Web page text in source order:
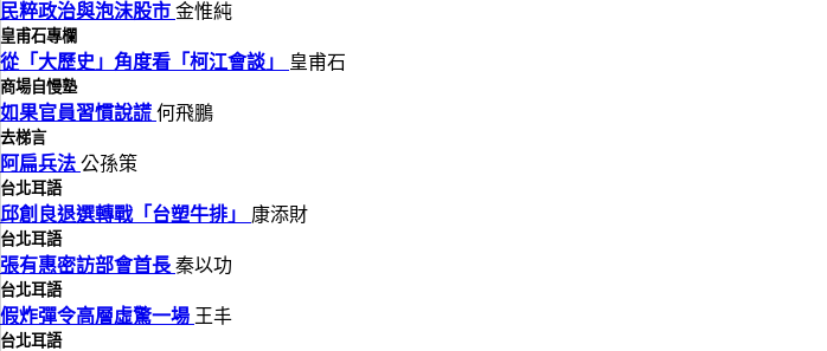
民粹政治與泡沫股市 金惟純
皇甫石專欄
從「大歷史」角度看「柯江會談」 皇甫石
商場自慢塾
如果官員習慣說謊 何飛鵬
去梯言
阿扁兵法 公孫策
台北耳語
邱創良退選轉戰「台塑牛排」 康添財
台北耳語
張有惠密訪部會首長 秦以功
台北耳語
假炸彈令高層虛驚一場 王丰
台北耳語